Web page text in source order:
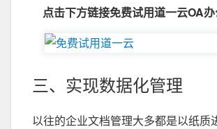
点击下方链接免费试用道一云OA办
三、实现数据化管理
以往的企业文档管理大多都是以纸质